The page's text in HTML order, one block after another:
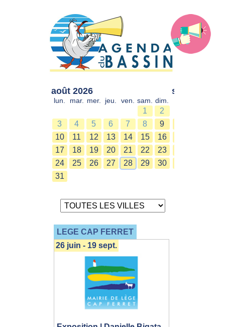
août 2026
lun. mar. mer. jeu. ven. sam. dim.
1
2
3
4 5 6 7 8
9
10
11 12 13 14 15
16
17
18 19 20 21 22
23
24
25 26 27 28 29
30
31
sept. 2026
LEGE CAP FERRET
26 juin - 19 sept.